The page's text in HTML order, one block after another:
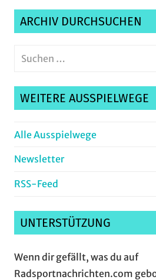
ARCHIV DURCHSUCHEN
Suchen
WEITERE AUSSPIELWEGE
Alle Ausspielwege
Newsletter
RSS-Feed
UNTERSTÜTZUNG
Wenn dir gefällt, was du auf
Radsportnachrichten.com